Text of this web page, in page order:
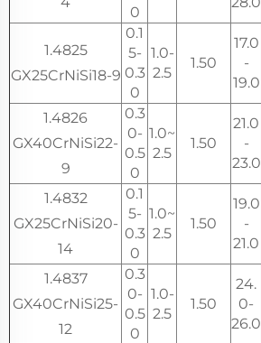
0
1.4825
GX25CrNiSi18-9
0.1
5-
0.3
0
1.0-
2.5
1.50
17.0
-
19.0
1.4826
GX40CrNiSi22-
9
0.3
0-
0.5
0
1.0~
2.5
1.50
21.0
-
23.0
1.4832
GX25CrNiSi20-
14
0.1
5-
0.3
0
1.0~
2.5
1.50
19.0
-
21.0
1.4837
GX40CrNiSi25-
12
0.3
0-
0.5
0
1.0-
2.5
1.50
24.
0-
26.0